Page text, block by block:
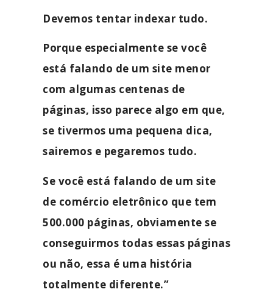
Devemos tentar indexar tudo.
Porque especialmente se você
está falando de um site menor
com algumas centenas de
páginas, isso parece algo em que,
se tivermos uma pequena dica,
sairemos e pegaremos tudo.
Se você está falando de um site
de comércio eletrônico que tem
500.000 páginas, obviamente se
conseguirmos todas essas páginas
ou não, essa é uma história
totalmente diferente.”